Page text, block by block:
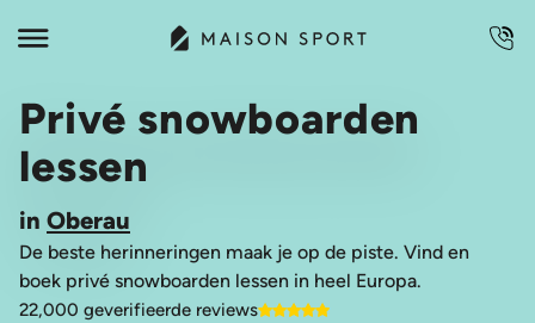
Privé snowboarden
lessen
in Oberau
De beste herinneringen maak je op de piste. Vind en
boek privé snowboarden lessen in heel Europa.
22,000 geverifieerde reviews